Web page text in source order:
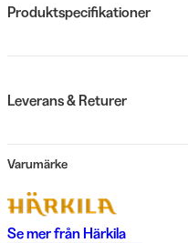
Produktspecifikationer
Leverans & Returer
Varumärke
Se mer från Härkila